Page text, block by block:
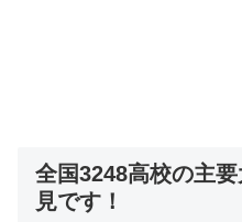
全国3248高校の主
見です！